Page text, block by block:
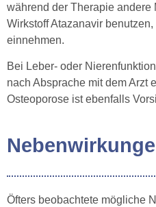
während der Therapie andere
Wirkstoff Atazanavir
einnehmen.
Bei Leber- oder
nach Absprache mit dem Arzt
Osteoporose ist ebenfalls
Öfters beobachtete mögliche